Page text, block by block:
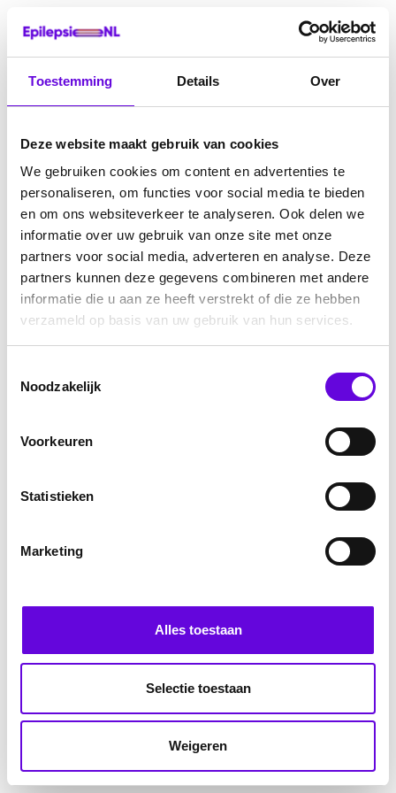
Toestemming Details Over
Deze website maakt gebruik van cookies
We gebruiken cookies om content en advertenties te
personaliseren, om functies voor social media te bieden
en om ons websiteverkeer te analyseren. Ook delen we
informatie over uw gebruik van onze site met onze
partners voor social media, adverteren en analyse. Deze
partners kunnen deze gegevens combineren met andere
informatie die u aan ze heeft verstrekt of die ze hebben
verzameld op basis van uw gebruik van hun services.
Noodzakelijk
Voorkeuren
Statistieken
Marketing
Alles toestaan
Selectie toestaan
Weigeren